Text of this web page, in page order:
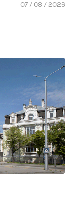
07 / 08 / 2026